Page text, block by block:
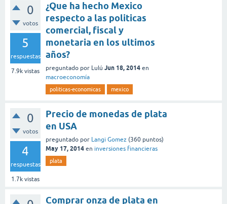
0
votos
5
respuestas
7.9k vistas
¿Que ha hecho Mexico
respecto a las politicas
comercial, fiscal y
monetaria en los ultimos
años?
preguntado por Lulú Jun 18, 2014 en
macroeconomía
politicas-economicas mexico
0
votos
4
respuestas
1.7k vistas
Precio de monedas de plata
en USA
preguntado por Langi Gomez (360 puntos)
May 17, 2014 en inversiones financieras
plata
Comprar onza de plata en